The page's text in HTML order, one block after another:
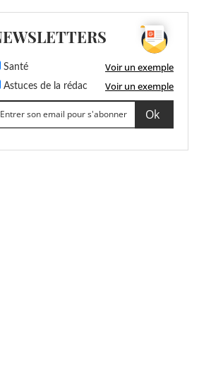
Santé Voir un exemple
Astuces de la rédac Voir un exemple